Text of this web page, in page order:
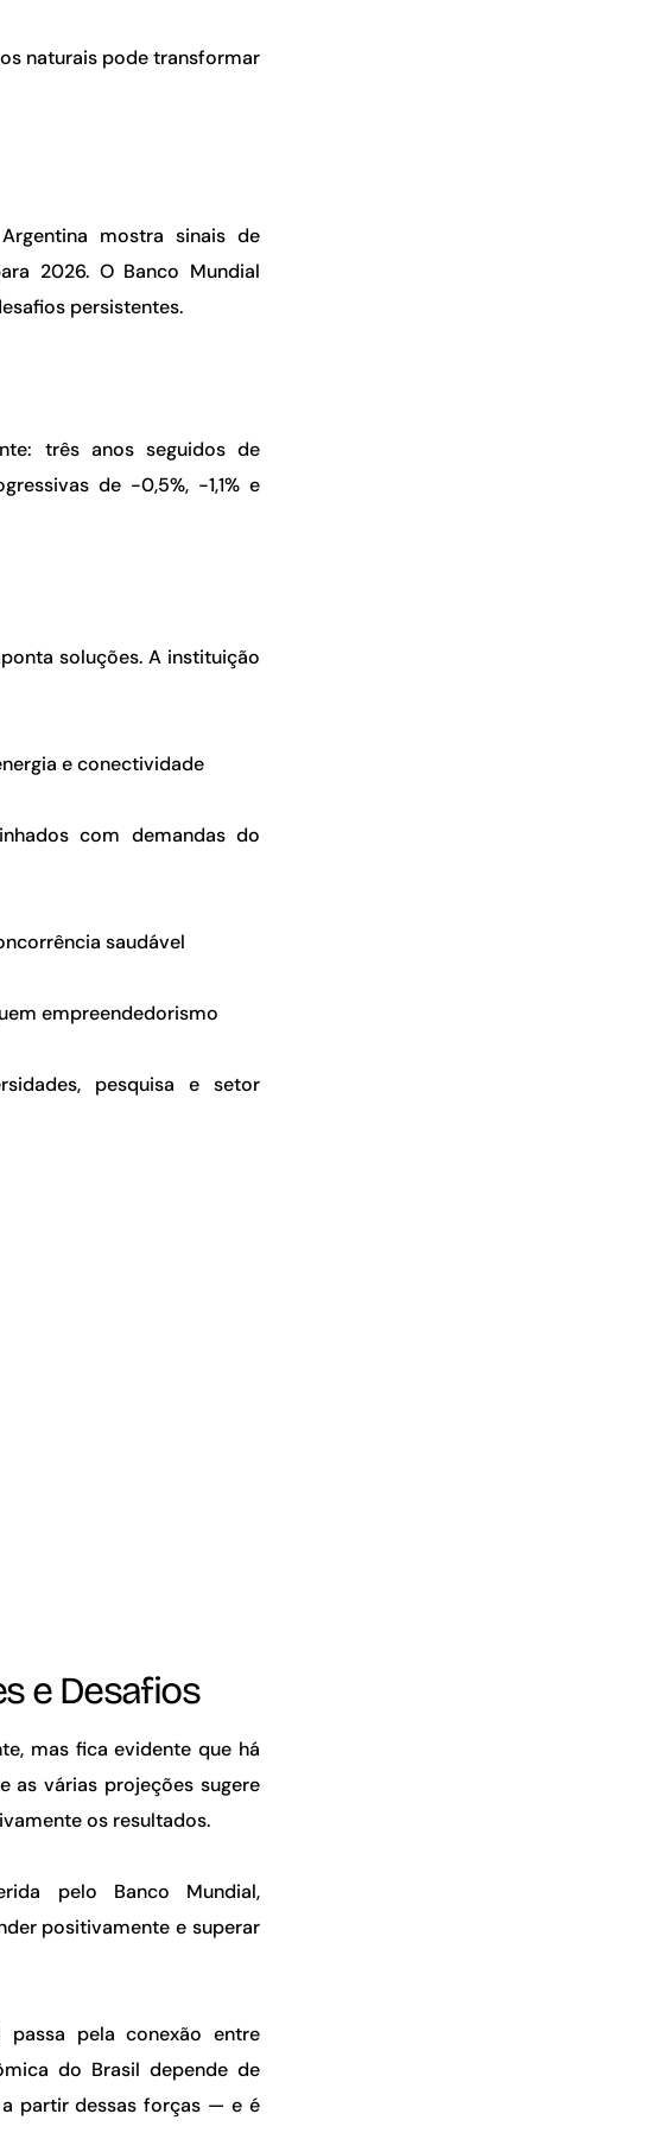
naturais pode transformar
mostra sinais de
2026. O Banco Mundial
persistentes.
três anos seguidos de
de -0,5%, -1,1% e
soluções. A instituição
e conectividade
com demandas do
saudável
empreendedorismo
pesquisa e setor
e Desafios
mas fica evidente que há
as várias projeções sugere
os resultados.
pelo Banco Mundial,
positivamente e superar
pela conexão entre
do Brasil depende de
partir dessas forças — e é